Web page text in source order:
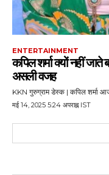
ENTERTAINMENT
कपिल शर्मा क्यों नहीं जाते
असली वजह
KKN गुरुग्राम डेस्क | कपिल शर्मा
मई 14, 2025 5:24 अपराह्न IST